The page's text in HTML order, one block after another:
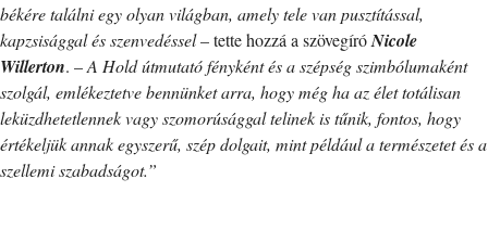
békére találni egy olyan világban, amely tele van pusztítással,
kapzsisággal és szenvedéssel– tette hozzá a szövegíróNicole
Willerton. –A Hold útmutató fényként és a szépség szimbólumaként
szolgál, emlékeztetve bennünket arra, hogy még ha az élet totálisan
leküzdhetetlennek vagy szomorúsággal telinek is tűnik, fontos, hogy
értékeljük annak egyszerű, szép dolgait, mint például a természetet és a
szellemi szabadságot.”